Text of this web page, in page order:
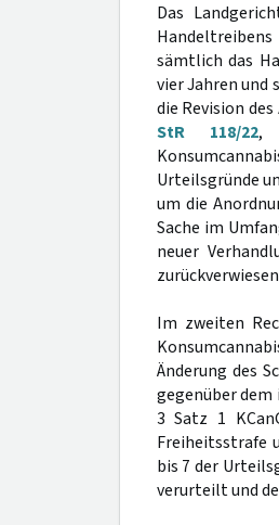
Das
sämtlich das
vier Jahren und
die Revision
StR 118/22,
Urteilsgründe
um die
Sache im
neuer
Im zweiten
Änderung des
gegenüber
3 Satz 1
Freiheitsstrafe
bis 7 der
verurteilt und